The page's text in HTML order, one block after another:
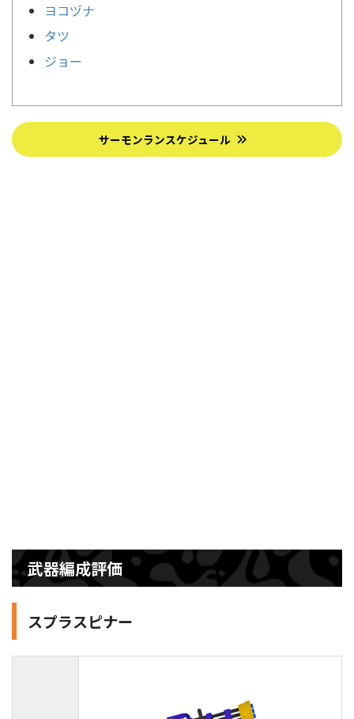
ヨコヅナ
タツ
ジョー
サーモンランスケジュール
武器編成評価
スプラスピナー